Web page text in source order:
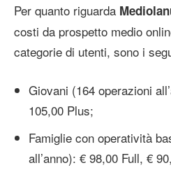
Per quanto riguarda
costi da prospetto medio
categorie di utenti, sono i
Giovani (164 operazioni
105,00 Plus;
Famiglie con operatività
all’anno): € 98,00 Full, €